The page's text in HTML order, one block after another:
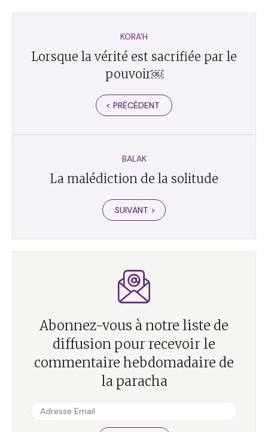
KORA'H
Lorsque la vérité est sacrifiée par le
pouvoir￼
< PRÉCÉDENT
BALAK
La malédiction de la solitude
SUIVANT >
Abonnez-vous à notre liste de
diffusion pour recevoir le
commentaire hebdomadaire de
la paracha